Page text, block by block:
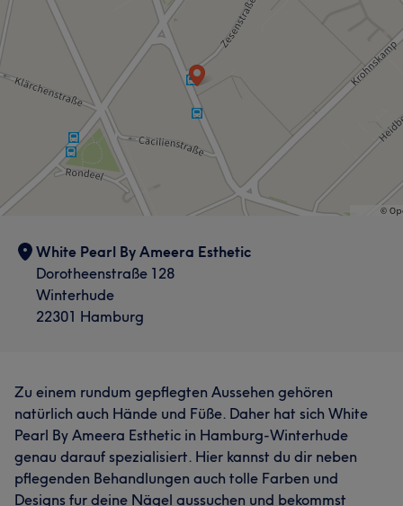
White Pearl By Ameera Esthetic
Dorotheenstraße 128
Winterhude
22301 Hamburg
Zu einem rundum gepflegten Aussehen gehören
natürlich auch Hände und Füße. Daher hat sich White
Pearl By Ameera Esthetic in Hamburg-Winterhude
genau darauf spezialisiert. Hier kannst du dir neben
pflegenden Behandlungen auch tolle Farben und
Designs fur deine Nägel aussuchen und bekommst